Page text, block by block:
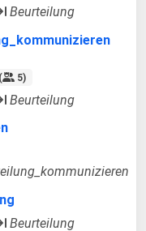
Beurteilung
5)
Beurteilung
Beurteilung